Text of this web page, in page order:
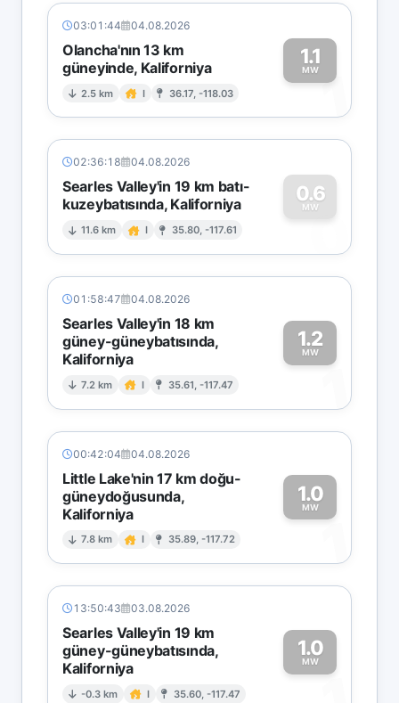
03:01:44 04.08.2026
Olancha'nın 13 km
güneyinde, Kaliforniya
2.5 km I 36.17, -118.03
1.1
MW1
02:36:18 04.08.2026
Searles Valley'in 19 km batı-
kuzeybatısında, Kaliforniya
11.6 km I 35.80, -117.61
0.6
MW
0
01:58:47 04.08.2026
Searles Valley'in 18 km
güney-güneybatısında,
Kaliforniya
7.2 km I 35.61, -117.47
1.2
MW
1
00:42:04 04.08.2026
Little Lake'nin 17 km doğu-
güneydoğusunda,
Kaliforniya
7.8 km I 35.89, -117.72
1.0
MW
1
13:50:43 03.08.2026
Searles Valley'in 19 km
güney-güneybatısında,
Kaliforniya
-0.3 km I 35.60, -117.47
1.0
MW